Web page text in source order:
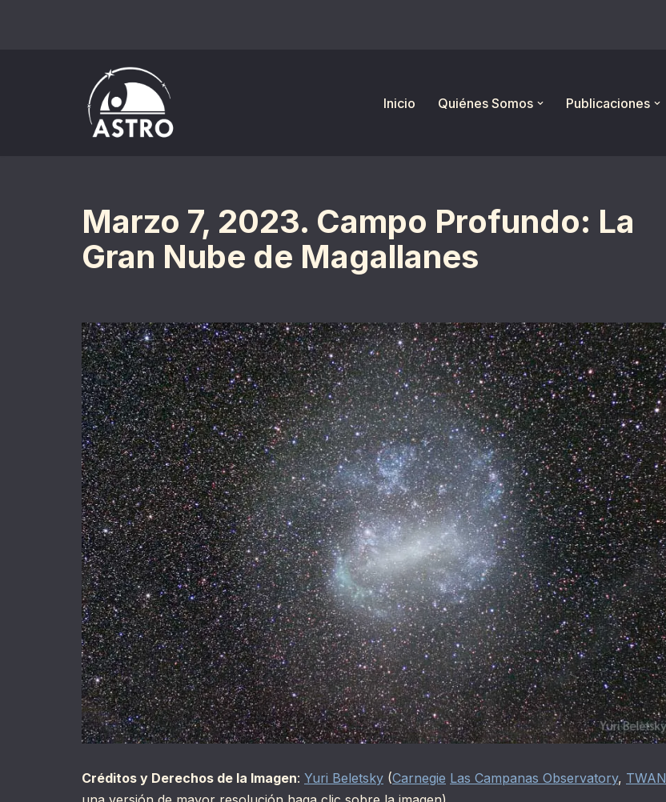
Inicio
Quiénes Somos Publicaciones
Marzo 7, 2023. Campo Profundo: La
Gran Nube de Magallanes
Créditos y Derechos de la Imagen: Yuri Beletsky (Carnegie Las Campanas Observatory, TWAN